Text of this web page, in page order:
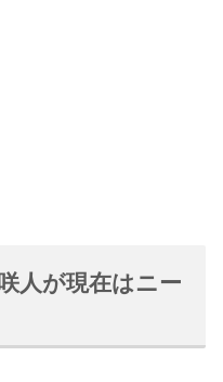
人が現在はニー